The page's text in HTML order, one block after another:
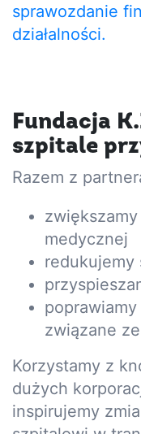
sprawozdanie
działalności.
Fundacja
szpitale
Razem z
medycznej
redukujemy
związane
Korzystamy z
dużych
inspirujemy